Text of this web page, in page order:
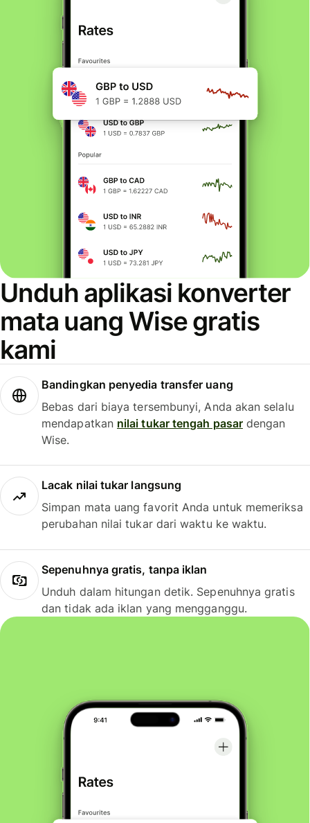
Unduh aplikasi konverter
mata uang Wise gratis
kami
Bandingkan penyedia transfer uang
Bebas dari biaya tersembunyi, Anda akan selalu
mendapatkan nilai tukar tengah pasardengan
Wise.
Lacak nilai tukar langsung
Simpan mata uang favorit Anda untuk memeriksa
perubahan nilai tukar dari waktu ke waktu.
Sepenuhnya gratis, tanpa iklan
Unduh dalam hitungan detik. Sepenuhnya gratis
dan tidak ada iklan yang mengganggu.